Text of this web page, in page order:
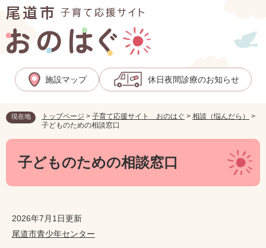
ペ
ー
ジ
の
先
メ
ニ
ュ
ー
を
本
へ
施設マップ 休日夜間診療のお知らせ
現在地 トップページ > 子育て応援サイト おのはぐ > 相談（悩んだら）
>
子どものための相談窓口
本
子どものための相談窓口
2026年7月1日更新
尾道市青少年センター